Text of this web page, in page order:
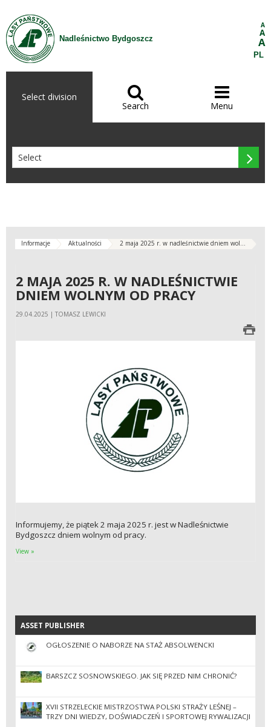
Skip to Content
Nadleśnictwo Bydgoszcz
A
A
A
PL
Select division 
Search

Menu

Informacje Aktualności 2 maja 2025 r. w nadleśnictwie dniem wol...
2 MAJA 2025 R. W NADLEŚNICTWIE
DNIEM WOLNYM OD PRACY
29.04.2025 | TOMASZ LEWICKI
Informujemy, że piątek 2 maja 2025 r. jest w Nadleśnictwie
Bydgoszcz dniem wolnym od pracy.
View »
ASSET PUBLISHER
ASSET PUBLISHER
OGŁOSZENIE O NABORZE NA STAŻ ABSOLWENCKI
BARSZCZ SOSNOWSKIEGO. JAK SIĘ PRZED NIM CHRONIĆ?
XVII STRZELECKIE MISTRZOSTWA POLSKI STRAŻY LEŚNEJ –
TRZY DNI WIEDZY, DOŚWIADCZEŃ I SPORTOWEJ RYWALIZACJI